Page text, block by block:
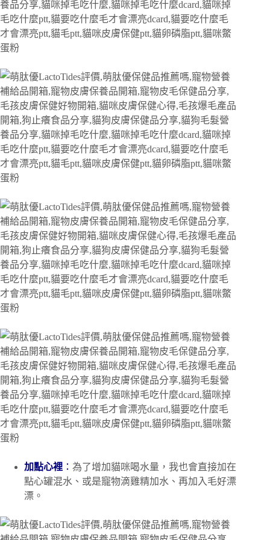
加點心裡 ： 為了增加貓咪喝水量，我也會直接加在
點心罐混水、或是寵物滴雞精加水、再加入毛好漂
漂。